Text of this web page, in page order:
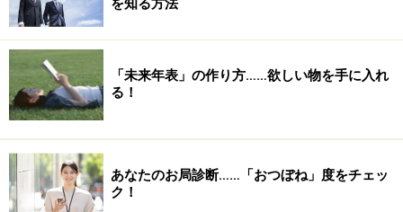
「未来年表」の作り方……欲しい物を手に入れ
る！
あなたのお局診断……「おつぼね」度をチェッ
ク！